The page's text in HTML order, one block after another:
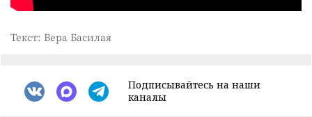
Текст: Вера Басилая
Подписывайтесь на наши
каналы